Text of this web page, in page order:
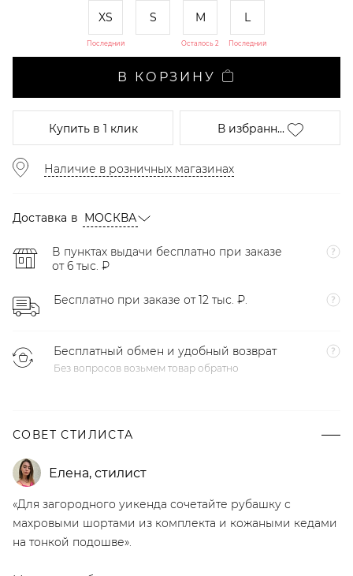
XS
Последний
S M
Осталось 2
L
Последний
В КОРЗИНУ
Купитьв 1 клик В избранн...
Наличие в розничных магазинах
Доставка в МОСКВА
В пунктах выдачи бесплатно при заказе
от 6 тыс. ₽
Бесплатно при заказе от 12 тыс. ₽.
Бесплатный обмен и удобный возврат
Без вопросов возьмем товар обратно
СОВЕТ СТИЛИСТА
Елена, стилист
«Для загородного уикенда сочетайте рубашку с
махровыми шортами из комплекта и кожаными кедами
на тонкой подошве».